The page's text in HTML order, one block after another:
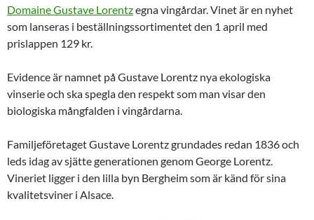
Domaine Gustave Lorentzegna vingårdar. Vinet är en nyhet
som lanseras i beställningssortimentet den 1 april med
prislappen 129 kr.
Evidence är namnet på Gustave Lorentz nya ekologiska
vinserie och ska spegla den respekt som man visar den
biologiska mångfalden i vingårdarna.
Familjeföretaget Gustave Lorentz grundades redan 1836 och
leds idag av sjätte generationen genom George Lorentz.
Vineriet ligger i den lilla byn Bergheim som är känd för sina
kvalitetsviner i Alsace.